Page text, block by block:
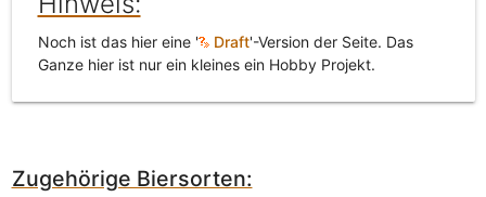
Noch ist das hier eine ' Draft'-Version der Seite. Das
Ganze hier ist nur ein kleines ein Hobby Projekt.
Zugehörige Biersorten: